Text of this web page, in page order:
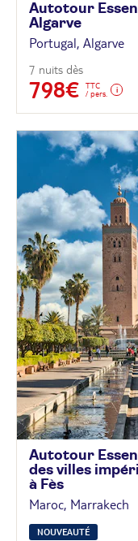
Autotour
Algarve
Portugal, Algarve
7 nuits dès
798€
TTC
/ pers.
Autotour
des villes
à Fès
Maroc, Marrakech
NOUVEAUTÉ